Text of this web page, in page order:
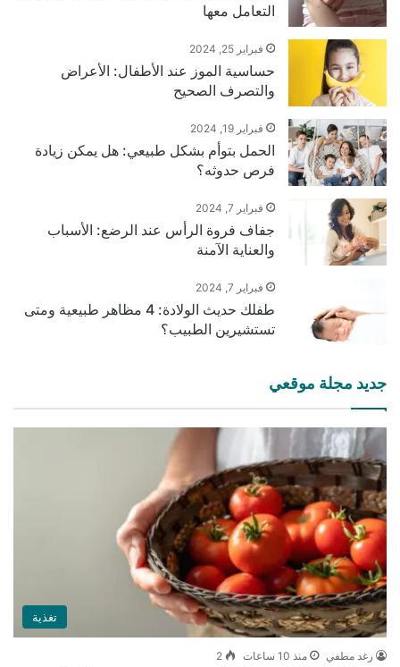
التعامل معها
فبراير 25, 2024
حساسية الموز عند الأطفال: الأعراض
والتصرف الصحيح
فبراير 19, 2024
الحمل بتوأم بشكل طبيعي: هل يمكن زيادة
فرص حدوثه؟
فبراير 7, 2024
جفاف فروة الرأس عند الرضع: الأسباب
والعناية الآمنة
فبراير 7, 2024
طفلك حديث الولادة: 4 مظاهر طبيعية ومتى
تستشيرين الطبيب؟
جديد مجلة موقعي
تغذية
رغد مطفي منذ 10 ساعات 2